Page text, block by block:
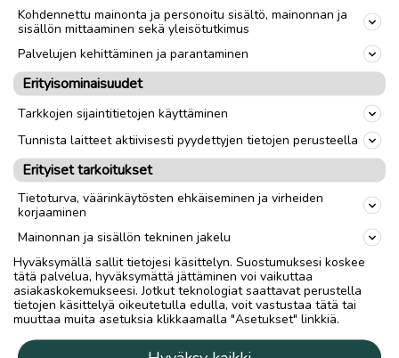
Kohdennettu mainonta ja personoitu sisältö, mainonnan ja
sisällön mittaaminen sekä yleisötutkimus
Palvelujen kehittäminen ja parantaminen
Erityisominaisuudet
Tarkkojen sijaintitietojen käyttäminen
Tunnista laitteet aktiivisesti pyydettyjen tietojen perusteella
Erityiset tarkoitukset
Tietoturva, väärinkäytösten ehkäiseminen ja virheiden
korjaaminen
Mainonnan ja sisällön tekninen jakelu
Hyväksymällä sallit tietojesi käsittelyn. Suostumuksesi koskee
tätä palvelua, hyväksymättä jättäminen voi vaikuttaa
asiakaskokemukseesi. Jotkut teknologiat saattavat perustella
tietojen käsittelyä oikeutetulla edulla, voit vastustaa tätä tai
muuttaa muita asetuksia klikkaamalla "Asetukset" linkkiä.